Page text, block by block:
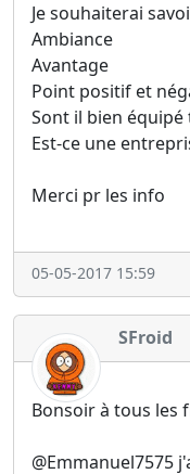
Je souhaiterai
Ambiance
Avantage
Point positif et
Sont il bien
Est-ce une
Merci pr les info
05-05-2017 15:59
SFroid
Bonsoir à tous les
@Emmanuel7575